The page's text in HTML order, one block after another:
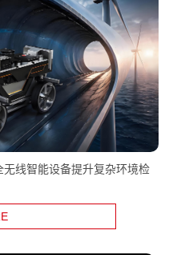
线智能设备提升复杂环境检